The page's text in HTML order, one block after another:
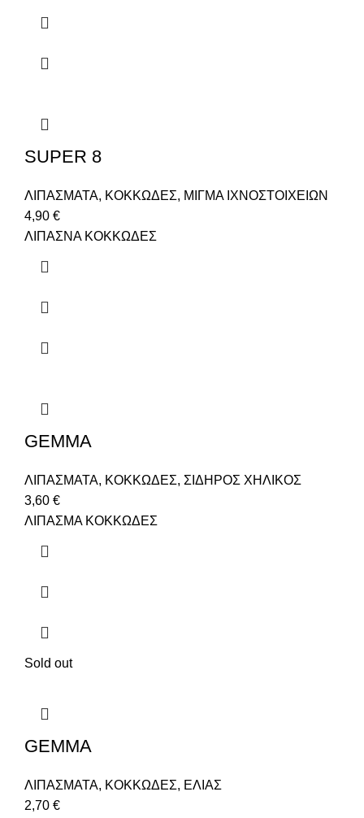
SUPER 8
ΛΙΠΑΣΜΑΤΑ, ΚΟΚΚΩΔΕΣ, ΜΙΓΜΑ ΙΧΝΟΣΤΟΙΧΕΙΩΝ
4,90 €
ΛΙΠΑΣΝΑ ΚΟΚΚΩΔΕΣ
GEMMA
ΛΙΠΑΣΜΑΤΑ, ΚΟΚΚΩΔΕΣ, ΣΙΔΗΡΟΣ ΧΗΛΙΚΟΣ
3,60 €
ΛΙΠΑΣΜΑ ΚΟΚΚΩΔΕΣ
Sold out
GEMMA
ΛΙΠΑΣΜΑΤΑ, ΚΟΚΚΩΔΕΣ, ΕΛΙΑΣ
2,70 €